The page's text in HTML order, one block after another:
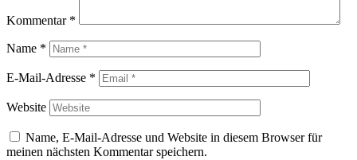
Kommentar *
Name *
E-Mail-Adresse *
Website
Name, E-Mail-Adresse und Website in diesem Browser für
meinen nächsten Kommentar speichern.